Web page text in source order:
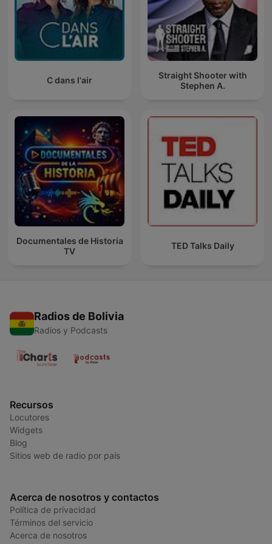
C dans l'air
Straight Shooter with
Stephen A.
Documentales de Historia
TV
TED Talks Daily
Radios de Bolivia
Radios y Podcasts
Recursos
Locutores
Widgets
Blog
Sitios web de radio por país
Acerca de nosotros y contactos
Política de privacidad
Términos del servicio
Acerca de nosotros